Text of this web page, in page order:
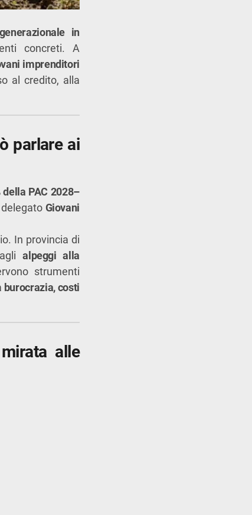
in
concreti. A
imprenditori
al credito, alla
parlare ai
PAC 2028–
delegato Giovani
In provincia di
alpeggi alla
strumenti
burocrazia, costi
alle